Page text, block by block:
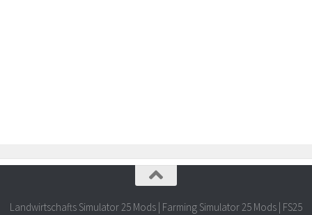
Landwirtschafts Simulator 25 Mods | Farming Simulator 25 Mods | FS25